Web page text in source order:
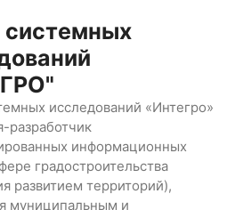
системных
исследований «Интегро»
разработчик
информационных
градостроительства
развитием территорий),
муниципальным и